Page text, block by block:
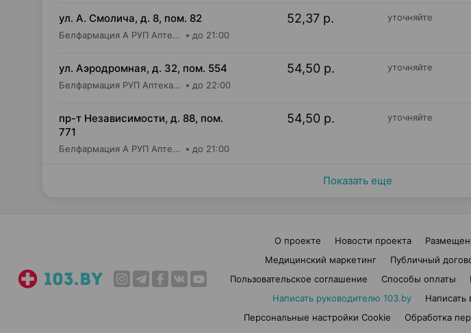
ул. А. Смолича, д. 8, пом. 82
Белфармация А РУП Аптека №3 до 21:00
52,37 р. уточняйте
ул. Аэродромная, д. 32, пом. 554
Белфармация РУП Аптека №97 до 22:00
54,50 р. уточняйте
пр-т Независимости, д. 88, пом.
771
Белфармация А РУП Аптека №32 до 21:00
54,50 р. уточняйте
Показать еще
О проекте Новости проекта
Медицинский маркетинг
Публичный
Пользовательское соглашение
Способы оплаты
Написать руководителю 103.by
Написать
Персональные настройки Cookie
Обработка